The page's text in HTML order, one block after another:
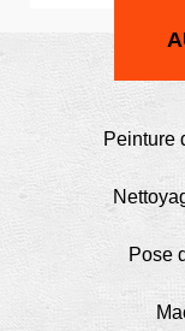
Peinture
Pose